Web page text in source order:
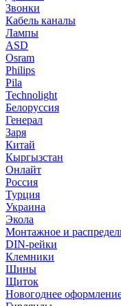
Звонки
Кабель каналы
Лампы
ASD
Osram
Philips
Pila
Technolight
Белоруссия
Генерал
Заря
Китай
Кыргызстан
Онлайт
Россия
Турция
Украина
Экола
Монтажное и
DIN-рейки
Клемники
Шины
Щиток
Новогоднее